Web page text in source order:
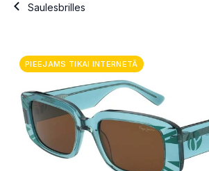
Saulesbrilles
PIEEJAMS TIKAI INTERNETĀ